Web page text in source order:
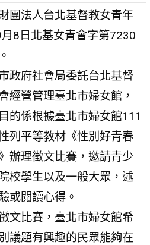
團法人台北基督教女青年
8日北基女青會字第7230
政府社會局委託台北基督
經營管理臺北市婦女館，
的係根據臺北市婦女館111
列平等教材《性別好青春
辦理徵文比賽，邀請青少
校學生以及一般大眾，述
或閱讀心得。
文比賽，臺北市婦女館希
議題有興趣的民眾能夠在